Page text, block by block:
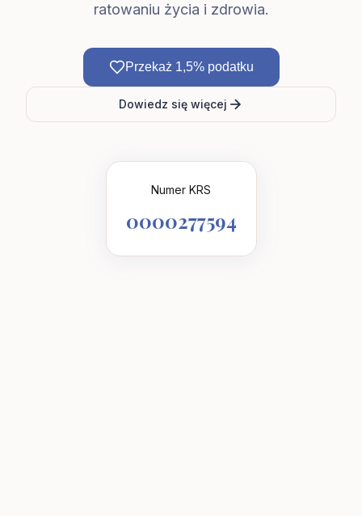
ratowaniu życia i zdrowia.
Przekaż 1,5% podatku
Dowiedz się więcej
Numer KRS
0000277594